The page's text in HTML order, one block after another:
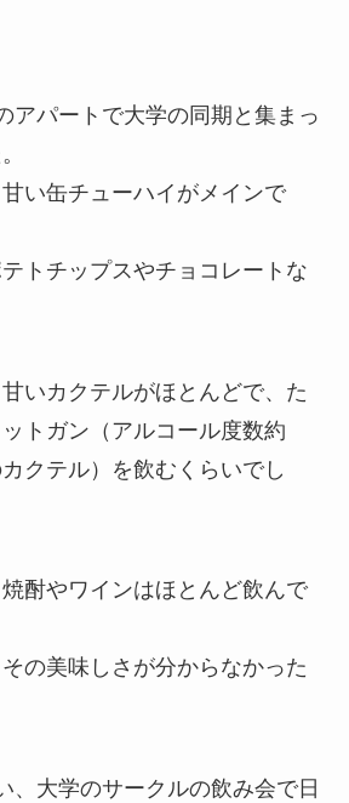
アパートで大学の同期と集まっ
甘い缶チューハイがメインで
トチップスやチョコレートな
いカクテルがほとんどで、た
トガン（アルコール度数約
クテル）を飲むくらいでし
酎やワインはほとんど飲んで
の美味しさが分からなかった
、大学のサークルの飲み会で日